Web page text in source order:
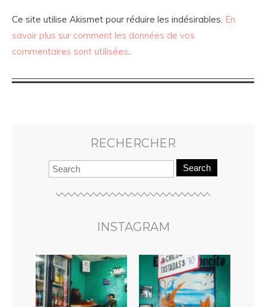
Ce site utilise Akismet pour réduire les indésirables. En
savoir plus sur comment les données de vos
commentaires sont utilisées
RECHERCHER
Search
INSTAGRAM